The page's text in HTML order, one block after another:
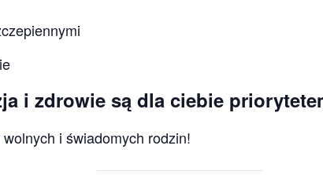
i zdrowie są dla ciebie
i świadomych rodzin!